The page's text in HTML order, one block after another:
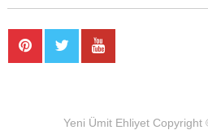
Yeni Ümit EhliyetCopyright